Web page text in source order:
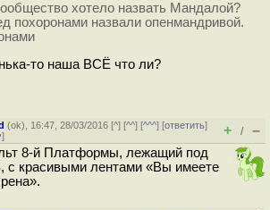
хотело назвать Мандалой?
похоронами назвали опенмандривой.
то наша ВСЁ что ли?
(ok), 16:47, 28/03/2016 [^] [^^] [^^^] [ответить]
] + / –
8-й Платформы, лежащий под
с красивыми лентами «Вы имеете